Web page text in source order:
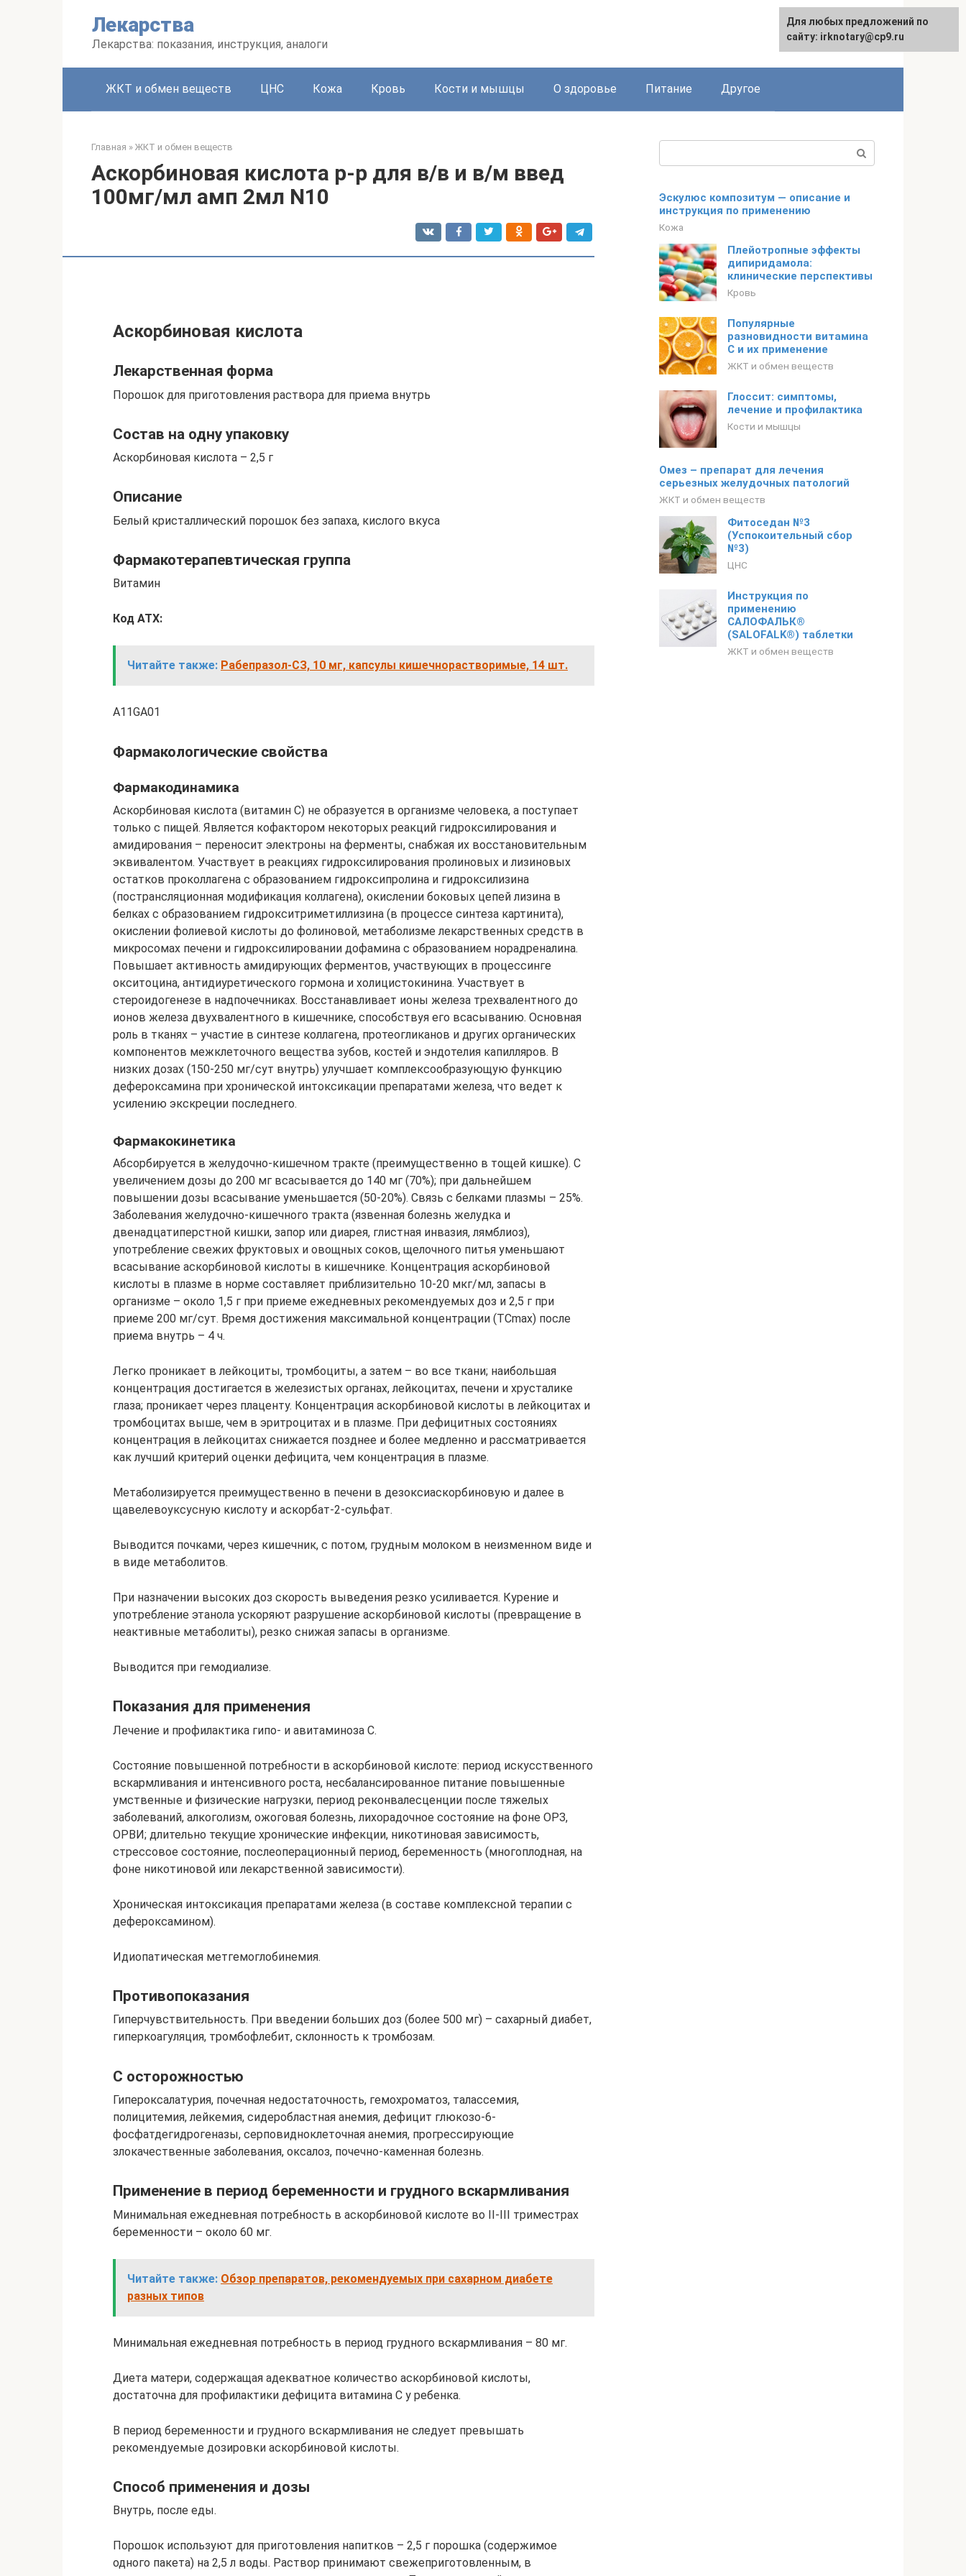
Лекарства
Лекарства: показания, инструкция, аналоги
ЖКТ и обмен веществ ЦНС Кожа Кровь Кости и мышцы О здоровье Питание Другое
Главная » ЖКТ и обмен веществ
Аскорбиновая кислота р-р для в/в и в/м введ
100мг/мл амп 2мл N10
Аскорбиновая кислота
Лекарственная форма
Порошок для приготовления раствора для приема внутрь
Состав на одну упаковку
Аскорбиновая кислота – 2,5 г
Описание
Белый кристаллический порошок без запаха, кислого вкуса
Фармакотерапевтическая группа
Витамин
Код АТХ:
Читайте также: Рабепразол-СЗ, 10 мг, капсулы кишечнорастворимые, 14 шт.
A11GA01
Фармакологические свойства
Фармакодинамика
Аскорбиновая кислота (витамин C) не образуется в организме человека, а поступает
только с пищей. Является кофактором некоторых реакций гидроксилирования и
амидирования – переносит электроны на ферменты, снабжая их восстановительным
эквивалентом. Участвует в реакциях гидроксилирования пролиновых и лизиновых
остатков проколлагена с образованием гидроксипролина и гидроксилизина
(пострансляционная модификация коллагена), окислении боковых цепей лизина в
белках с образованием гидрокситриметиллизина (в процессе синтеза картинита),
окислении фолиевой кислоты до фолиновой, метаболизме лекарственных средств в
микросомах печени и гидроксилировании дофамина с образованием норадреналина.
Повышает активность амидирующих ферментов, участвующих в процессинге
окситоцина, антидиуретического гормона и холицистокинина. Участвует в
стероидогенезе в надпочечниках. Восстанавливает ионы железа трехвалентного до
ионов железа двухвалентного в кишечнике, способствуя его всасыванию. Основная
роль в тканях – участие в синтезе коллагена, протеогликанов и других органических
компонентов межклеточного вещества зубов, костей и эндотелия капилляров. В
низких дозах (150-250 мг/сут внутрь) улучшает комплексообразующую функцию
дефероксамина при хронической интоксикации препаратами железа, что ведет к
усилению экскреции последнего.
Фармакокинетика
Абсорбируется в желудочно-кишечном тракте (преимущественно в тощей кишке). С
увеличением дозы до 200 мг всасывается до 140 мг (70%); при дальнейшем
повышении дозы всасывание уменьшается (50-20%). Связь с белками плазмы – 25%.
Заболевания желудочно-кишечного тракта (язвенная болезнь желудка и
двенадцатиперстной кишки, запор или диарея, глистная инвазия, лямблиоз),
употребление свежих фруктовых и овощных соков, щелочного питья уменьшают
всасывание аскорбиновой кислоты в кишечнике. Концентрация аскорбиновой
кислоты в плазме в норме составляет приблизительно 10-20 мкг/мл, запасы в
организме – около 1,5 г при приеме ежедневных рекомендуемых доз и 2,5 г при
приеме 200 мг/сут. Время достижения максимальной концентрации (TCmax) после
приема внутрь – 4 ч.
Легко проникает в лейкоциты, тромбоциты, а затем – во все ткани; наибольшая
концентрация достигается в железистых органах, лейкоцитах, печени и хрусталике
глаза; проникает через плаценту. Концентрация аскорбиновой кислоты в лейкоцитах и
тромбоцитах выше, чем в эритроцитах и в плазме. При дефицитных состояниях
концентрация в лейкоцитах снижается позднее и более медленно и рассматривается
как лучший критерий оценки дефицита, чем концентрация в плазме.
Метаболизируется преимущественно в печени в дезоксиаскорбиновую и далее в
щавелевоуксусную кислоту и аскорбат-2-сульфат.
Выводится почками, через кишечник, с потом, грудным молоком в неизменном виде и
в виде метаболитов.
При назначении высоких доз скорость выведения резко усиливается. Курение и
употребление этанола ускоряют разрушение аскорбиновой кислоты (превращение в
неактивные метаболиты), резко снижая запасы в организме.
Выводится при гемодиализе.
Показания для применения
Лечение и профилактика гипо- и авитаминоза C.
Состояние повышенной потребности в аскорбиновой кислоте: период искусственного
вскармливания и интенсивного роста, несбалансированное питание повышенные
умственные и физические нагрузки, период реконвалесценции после тяжелых
заболеваний, алкоголизм, ожоговая болезнь, лихорадочное состояние на фоне ОРЗ,
ОРВИ; длительно текущие хронические инфекции, никотиновая зависимость,
стрессовое состояние, послеоперационный период, беременность (многоплодная, на
фоне никотиновой или лекарственной зависимости).
Хроническая интоксикация препаратами железа (в составе комплексной терапии с
дефероксамином).
Идиопатическая метгемоглобинемия.
Противопоказания
Гиперчувствительность. При введении больших доз (более 500 мг) – сахарный диабет,
гиперкоагуляция, тромбофлебит, склонность к тромбозам.
С осторожностью
Гипероксалатурия, почечная недостаточность, гемохроматоз, талассемия,
полицитемия, лейкемия, сидеробластная анемия, дефицит глюкозо-6-
фосфатдегидрогеназы, серповидноклеточная анемия, прогрессирующие
злокачественные заболевания, оксалоз, почечно-каменная болезнь.
Применение в период беременности и грудного вскармливания
Минимальная ежедневная потребность в аскорбиновой кислоте во II-III триместрах
беременности – около 60 мг.
Читайте также: Обзор препаратов, рекомендуемых при сахарном диабете
разных типов
Минимальная ежедневная потребность в период грудного вскармливания – 80 мг.
Диета матери, содержащая адекватное количество аскорбиновой кислоты,
достаточна для профилактики дефицита витамина C у ребенка.
В период беременности и грудного вскармливания не следует превышать
рекомендуемые дозировки аскорбиновой кислоты.
Способ применения и дозы
Внутрь, после еды.
Порошок используют для приготовления напитков – 2,5 г порошка (содержимое
одного пакета) на 2,5 л воды. Раствор принимают свежеприготовленным, в
Эскулюс композитум — описание и
инструкция по применению
Кожа
Плейотропные эффекты
дипиридамола:
клинические перспективы
Кровь
Популярные
разновидности витамина
С и их применение
ЖКТ и обмен веществ
Глоссит: симптомы,
лечение и профилактика
Кости и мышцы
Омез – препарат для лечения
серьезных желудочных патологий
ЖКТ и обмен веществ
Фитоседан №3
(Успокоительный сбор
№3)
ЦНС
Инструкция по
применению
САЛОФАЛЬК®
(SALOFALK®) таблетки
ЖКТ и обмен веществ
Для любых предложений по
сайту: irknotary@cp9.ru